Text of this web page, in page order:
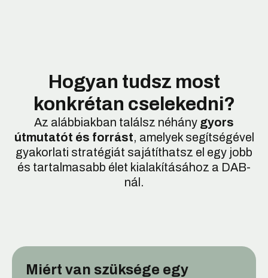
Hogyan tudsz most
konkrétan cselekedni?
Az alábbiakban találsz néhánygyors
útmutatót és forrást, amelyek segítségével
gyakorlati stratégiát sajátíthatsz el egy jobb
és tartalmasabb élet kialakításához a DAB-
nál.
Miért van szüksége egy